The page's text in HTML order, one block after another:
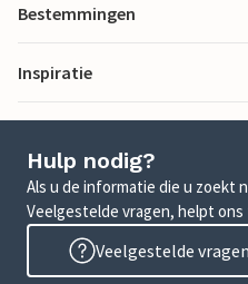
Bestemmingen
Inspiratie
Hulp nodig?
Als u de informatie die u zoekt
Veelgestelde vragen, helpt ons
Veelgestelde